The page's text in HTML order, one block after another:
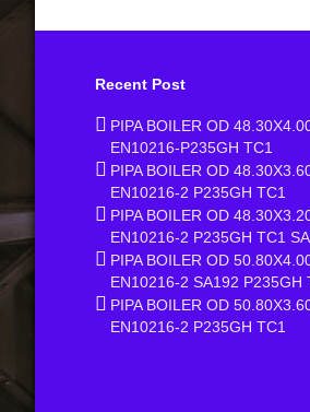
Recent Post
PIPA BOILER OD
EN10216-P235GH TC1
PIPA BOILER OD
EN10216-2 P235GH TC1
PIPA BOILER OD
EN10216-2 P235GH TC1
PIPA BOILER OD
EN10216-2 SA192 P235GH
PIPA BOILER OD
EN10216-2 P235GH TC1